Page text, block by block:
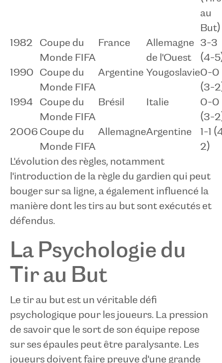
au
But)
1982
Coupe du
Monde FIFA
France
Allemagne
de l'Ouest
3-3
(4-
1990
Coupe du
Monde FIFA
Argentine Yougoslavie0-0
(3-
1994
Coupe du
Monde FIFA
Brésil Italie
0-0
(3-
2006 Coupe du
Monde FIFA
AllemagneArgentine
1-1
2)
L'évolution des règles, notamment
l'introduction de la règle du gardien qui peut
bouger sur sa ligne, a également influencé la
manière dont les tirs au but sont exécutés et
défendus.
La Psychologie du
Tir au But
Le tir au but est un véritable défi
psychologique pour les joueurs. La pression
de savoir que le sort de son équipe repose
sur ses épaules peut être paralysante. Les
joueurs doivent faire preuve d'une grande